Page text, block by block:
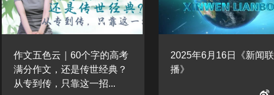
作文五色云｜60个字的高考
满分作文，还是传世经典？
从专到传，只靠这一招...
2025年6月16日《新闻联
播》